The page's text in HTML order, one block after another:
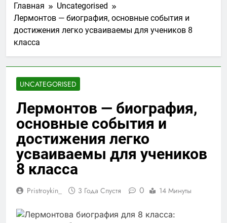
Главная
Uncategorised
Лермонтов — биография, основные события и
достижения легко усваиваемы для учеников 8
класса
UNCATEGORISED
Лермонтов — биография,
основные события и
достижения легко
усваиваемы для учеников
8 класса
Pristroykin_ 3 Года Спустя 0 14 Минуты